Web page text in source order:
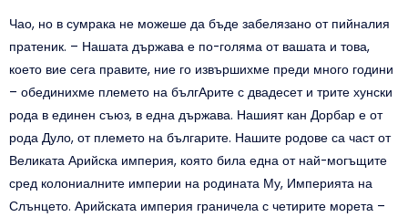
Чао, но в сумрака не можеше да бъде забелязано от пийналия
пратеник. – Нашата държава е по-голяма от вашата и това,
което вие сега правите, ние го извършихме преди много години
– обединихме племето на бългАрите с двадесет и трите хунски
рода в единен съюз, в една държава. Нашият кан Дорбар е от
рода Дуло, от племето на българите. Нашите родове са част от
Великата Арийска империя, която била една от най-могъщите
сред колониалните империи на родината Му, Империята на
Слънцето. Арийската империя граничела с четирите морета –